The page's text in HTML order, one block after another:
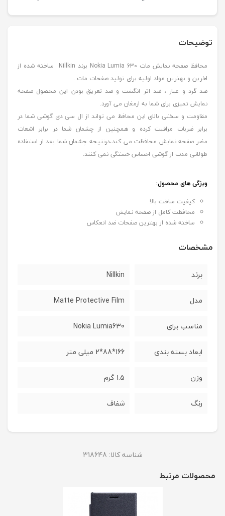
توضیحات
محافظ صفحه نمایش مات Nokia Lumia 630 برند Nillkin ساخته شده از
اخرین و بهترین مواد اولیه برای تولید صفحات مات .
ضد گرد و غبار ، ضد اثر انگشت و ضد تعریق بودن این محصول صفحه
نمایش تمیزی برای شما به ارمغان می آورد.
مقاومت و سختی بالای این محافظ می تواند از ال سی دی گوشی شما در
برابر ضربات مراقبت کرده و همچنین از چشمان شما در برابر اشعات
مضر صفحه نمایش محافظت می کند،درنتیجه چشمان شما بعد از استفاده
طولانی مدت از گوشی احساس خستگی نمی کنند.
ویژگی های محصول:
کیفیت ساخت بالا
محافظت کامل از صفحه نمایش
ساخته شده از بهترین صفحات ضد انعکاس
مشخصات
برند Nillkin
مدل Matte Protective Film
مناسب برای Nokia Lumia630
ابعاد بسته بندی 166*88*2 میلی متر
وزن 1.5 گرم
رنگ شفاف
شناسه کالا: 318648
محصولات مرتبط